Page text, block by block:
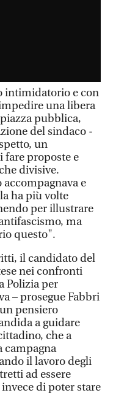
intimidatorio e con
una libera
pubblica,
del sindaco -
un
fare proposte e
divisive.
e
ha più volte
per illustrare
ma
questo".
il candidato del
nei confronti
Polizia per
– prosegue Fabbri
pensiero
a guidare
che a
campagna
il lavoro degli
ad essere
di poter stare